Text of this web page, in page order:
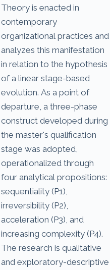
Theory is enacted in
contemporary
organizational practices and
analyzes this manifestation
in relation to the hypothesis
of a linear stage-based
evolution. As a point of
departure, a three-phase
construct developed during
the master's qualification
stage was adopted,
operationalized through
four analytical propositions:
sequentiality (P1),
irreversibility (P2),
acceleration (P3), and
increasing complexity (P4).
The research is qualitative
and exploratory-descriptive